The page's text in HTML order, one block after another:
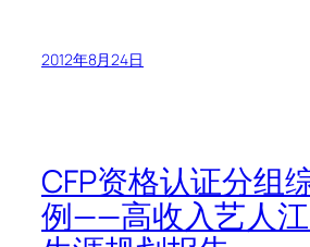
2012年8月24日
CFP资格认证分组
例——高收入艺人